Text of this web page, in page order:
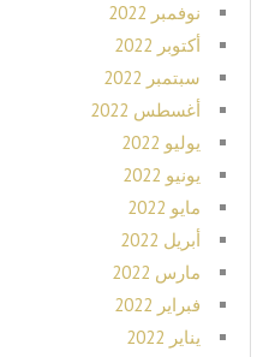
نوفمبر 2022
أكتوبر 2022
سبتمبر 2022
أغسطس 2022
يوليو 2022
يونيو 2022
مايو 2022
أبريل 2022
مارس 2022
فبراير 2022
يناير 2022